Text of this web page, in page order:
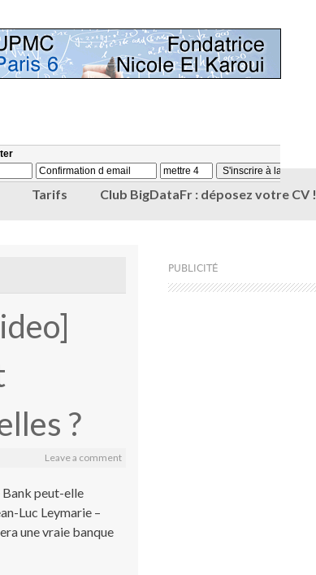
Tarifs Club BigDataFr : déposez votre CV !
?
Leave a comment
Bank peut-elle
Luc Leymarie –
une vraie banque
PUBLICITÉ